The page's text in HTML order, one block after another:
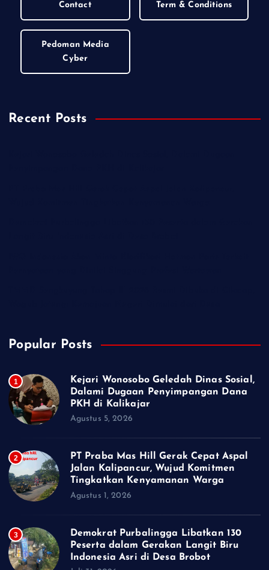
Contact Term & Conditions
Pedoman Media
Cyber
Recent Posts
Popular Posts
1
Kejari Wonosobo Geledah Dinas Sosial,
Dalami Dugaan Penyimpangan Dana
PKH di Kalikajar
Agustus 5, 2026
2
PT Praba Mas Hill Gerak Cepat Aspal
Jalan Kalipancur, Wujud Komitmen
Tingkatkan Kenyamanan Warga
Agustus 1, 2026
3
Demokrat Purbalingga Libatkan 130
Peserta dalam Gerakan Langit Biru
Indonesia Asri di Desa Brobot